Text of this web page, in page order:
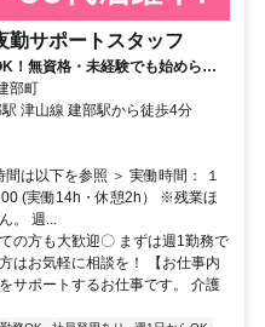
勤サポートスタッフ
！無資格・未経験でも始められ
に、一生懸命になれる仕事で
部町
交通アクセス 最寄駅：津山線 建部駅 津山線 建部駅から徒歩4分
は以下を参照 ＞ 実働時間： １
(実働14h・休憩2h） ※残業ほ
。 週...
の方も大歓迎〇 まずは週1勤務で
はお気軽に相談を！ 【お仕事内
サポートするお仕事です。 介護